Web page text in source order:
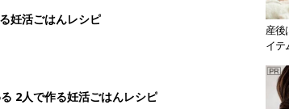
妊活ごはんレシピ
2人で作る妊活ごはんレシピ
産後
イテ